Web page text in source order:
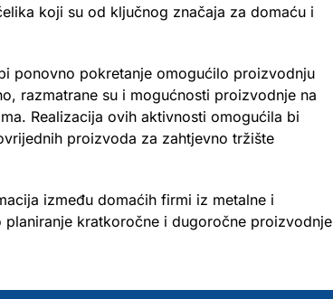
koji su od ključnog značaja za domaću i
ponovno pokretanje omogućilo proizvodnju
razmatrane su i mogućnosti proizvodnje na
Realizacija ovih aktivnosti omogućila bi
proizvoda za zahtjevno tržište
između domaćih firmi iz metalne i
kratkoročne i dugoročne proizvodnje